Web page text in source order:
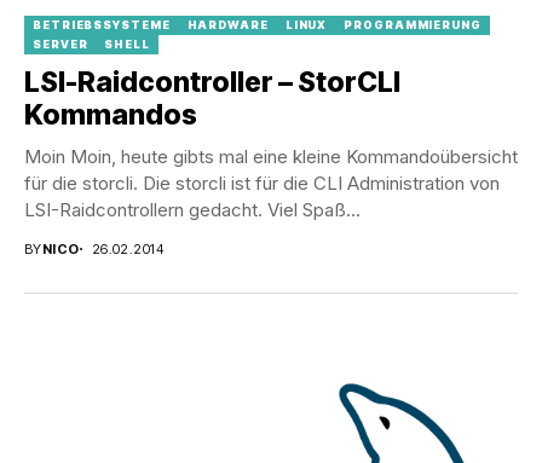
BETRIEBSSYSTEME HARDWARE LINUX
PROGRAMMIERUNG
SERVER
SHELL
LSI-Raidcontroller – StorCLI
Kommandos
Moin Moin, heute gibts mal eine kleine Kommandoübersicht
für die storcli. Die storcli ist für die CLI Administration von
LSI-Raidcontrollern gedacht. Viel Spaß...
BYNICO 26.02.2014